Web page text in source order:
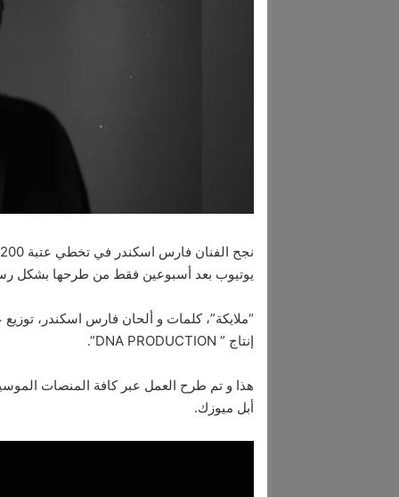
يوتيوب بعد أسبوعين فقط من طرحها بشكل
“ملايكة”، كلمات و ألحان فارس اسكندر،
إنتاج ” DNA PRODUCTION”.
هذا و تم طرح العمل عبر كافة المنصات
أبل ميوزك.